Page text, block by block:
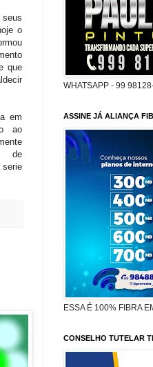
seus
o
que
em
ao
de
serie
WHATSAPP - 99
ASSINE JÁ ALIANÇA
ESSA É 100% FIBRA
CONSELHO TUTELAR